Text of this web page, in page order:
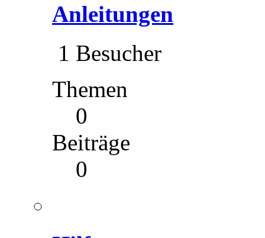
Anleitungen
1 Besucher
Themen
0
Beiträge
0